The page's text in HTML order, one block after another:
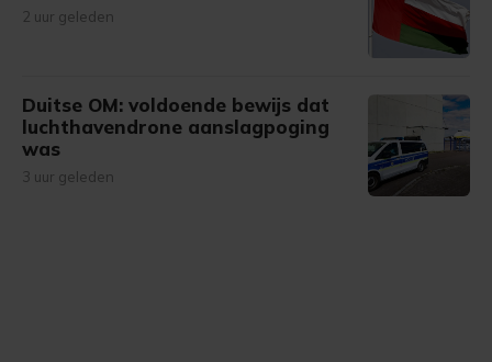
2 uur geleden
Duitse OM: voldoende bewijs dat
luchthavendrone aanslagpoging
was
3 uur geleden